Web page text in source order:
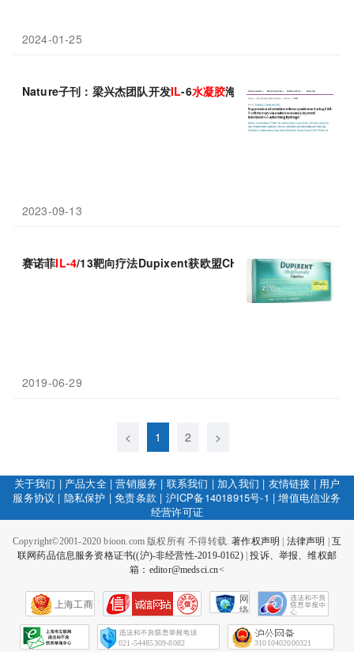
2024-01-25
Nature子刊：梁兴杰团队开发IL-6水凝胶海绵，预防CAR-T细胞
2023-09-13
赛诺菲IL-4/13靶向疗法Dupixent获欧盟CHMP推荐批准，治疗青
2019-06-29
< 1 2 >
关于我们 | 产品大全|营销服务 | 联系我们 | 加入我们 | 友情链接 | 用户
服务协议 | 隐私保护 |免责条款 | 沪ICP备14018915号-1 |增值电信业务
经营许可证
Copyright©2001-2020 bioon.com 版权所有 不得转载.著作权声明 法律声明
互
联网药品信息服务资格证书((沪)-非经营性-2019-0162)|投诉、举报、维权邮
箱：editor@medsci.cn<
上海工商
网
络
会
征
021-54485309-8082 31010402000321